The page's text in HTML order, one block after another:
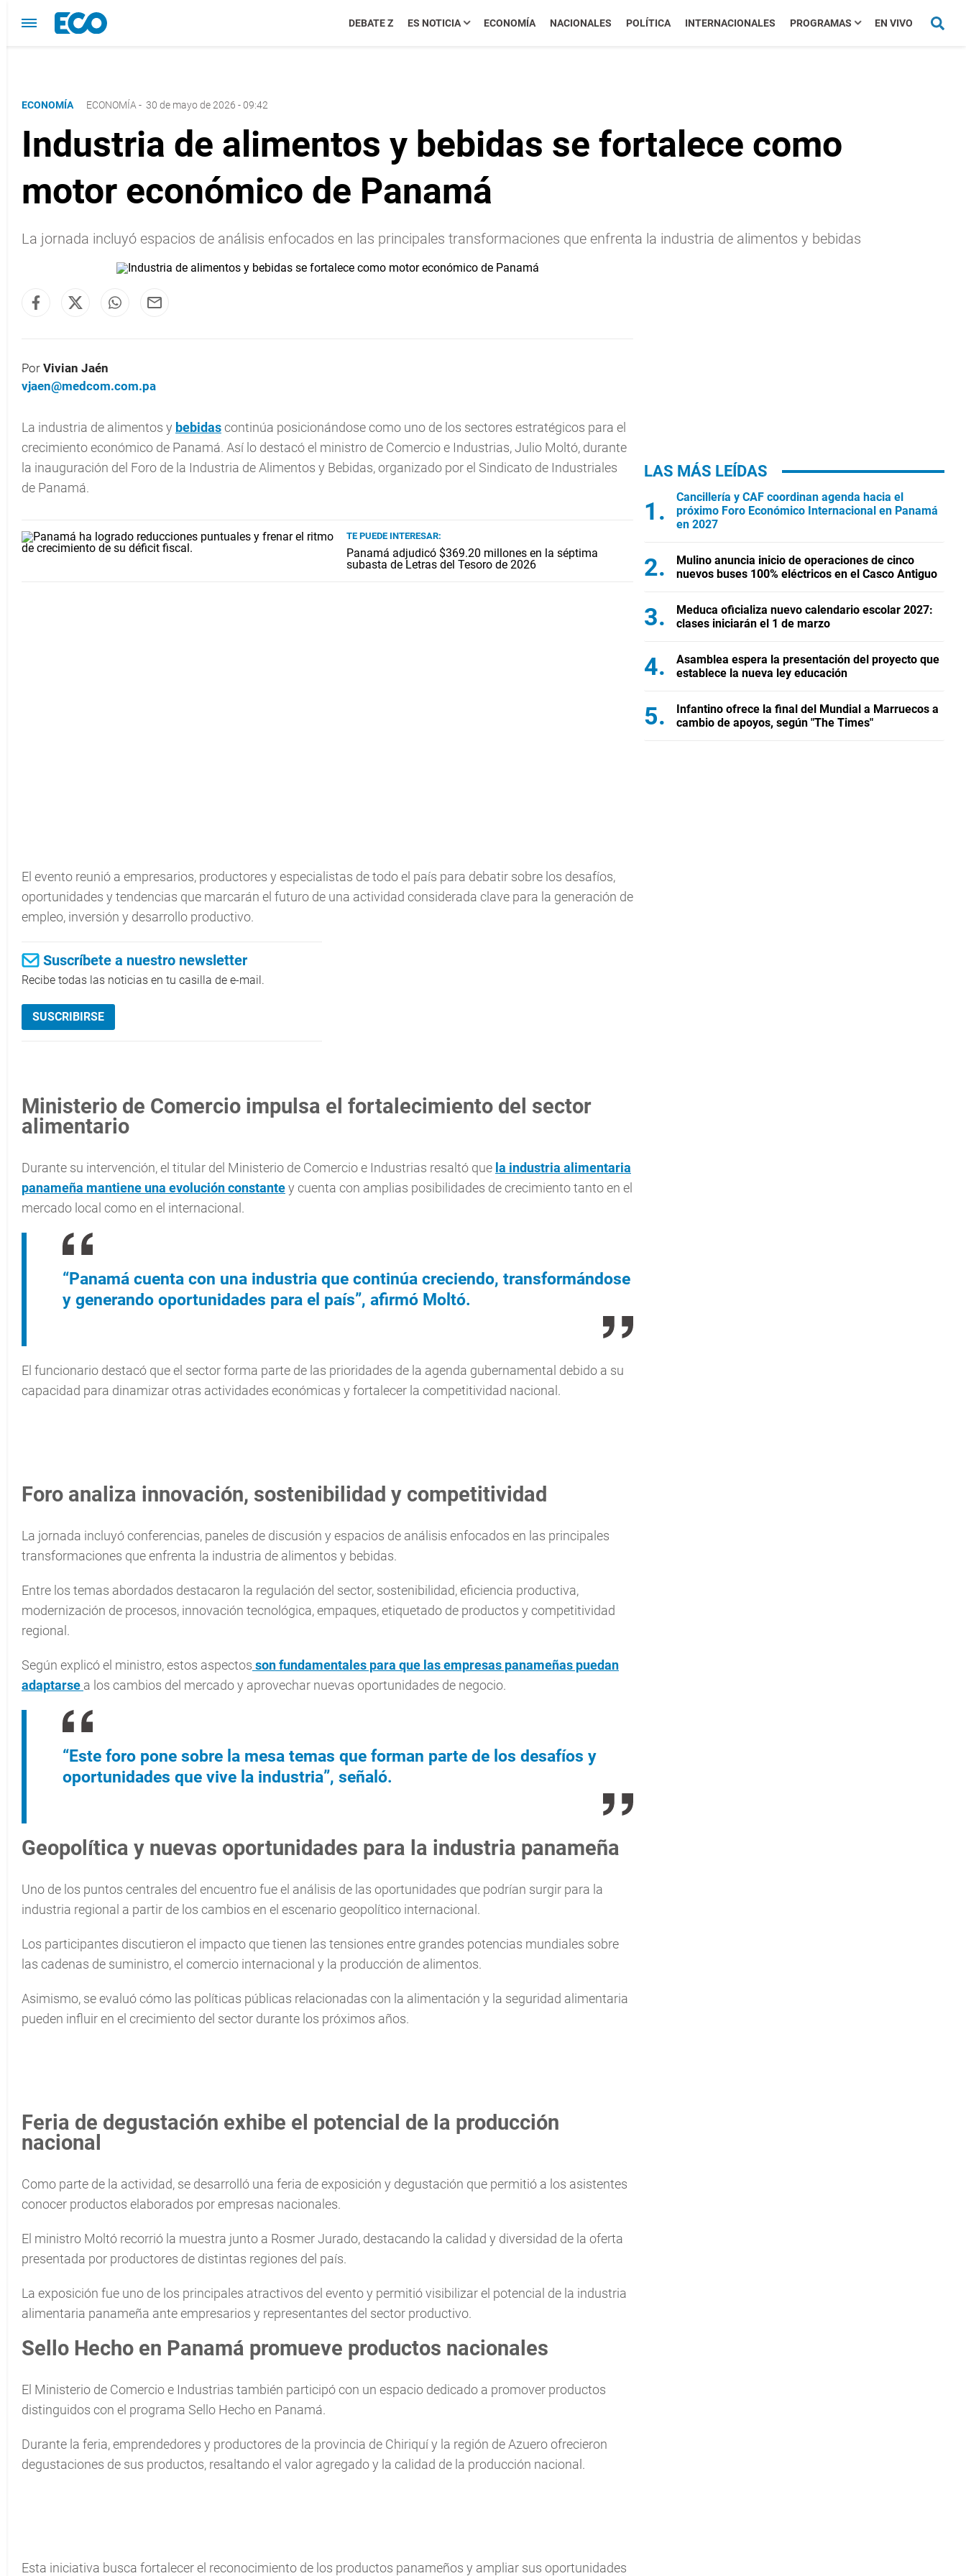
DEBATE Z ES NOTICIA ECONOMÍA NACIONALES POLÍTICA INTERNACIONALES PROGRAMAS EN VIVO
ECONOMÍA ECONOMÍA - 30 de mayo de 2026 - 09:42
Industria de alimentos y bebidas se fortalece como
motor económico de Panamá
La jornada incluyó espacios de análisis enfocados en las principales transformaciones que enfrenta la industria de alimentos y bebidas
Por Vivian Jaén
vjaen@medcom.com.pa
La industria de alimentos y bebidascontinúa posicionándose como uno de los sectores estratégicos para el
crecimiento económico de Panamá. Así lo destacó el ministro de Comercio e Industrias, Julio Moltó, durante
la inauguración del Foro de la Industria de Alimentos y Bebidas, organizado por el Sindicato de Industriales
de Panamá.
TE PUEDE INTERESAR:
Panamá adjudicó $369.20 millones en la séptima
subasta de Letras del Tesoro de 2026
El evento reunió a empresarios, productores y especialistas de todo el país para debatir sobre los desafíos,
oportunidades y tendencias que marcarán el futuro de una actividad considerada clave para la generación de
empleo, inversión y desarrollo productivo.
Suscríbete a nuestro newsletter
Recibe todas las noticias en tu casilla de e-mail.
SUSCRIBIRSE
Ministerio de Comercio impulsa el fortalecimiento del sector
alimentario
Durante su intervención, el titular del Ministerio de Comercio e Industrias resaltó que la industria alimentaria
panameña mantiene una evolución constantey cuenta con amplias posibilidades de crecimiento tanto en el
mercado local como en el internacional.
“Panamá cuenta con una industria que continúa creciendo, transformándose
y generando oportunidades para el país”, afirmó Moltó.
El funcionario destacó que el sector forma parte de las prioridades de la agenda gubernamental debido a su
capacidad para dinamizar otras actividades económicas y fortalecer la competitividad nacional.
Foro analiza innovación, sostenibilidad y competitividad
La jornada incluyó conferencias, paneles de discusión y espacios de análisis enfocados en las principales
transformaciones que enfrenta la industria de alimentos y bebidas.
Entre los temas abordados destacaron la regulación del sector, sostenibilidad, eficiencia productiva,
modernización de procesos, innovación tecnológica, empaques, etiquetado de productos y competitividad
regional.
Según explicó el ministro, estos aspectos son fundamentales para que las empresas panameñas puedan
adaptarse a los cambios del mercado y aprovechar nuevas oportunidades de negocio.
“Este foro pone sobre la mesa temas que forman parte de los desafíos y
oportunidades que vive la industria”, señaló.
Geopolítica y nuevas oportunidades para la industria panameña
Uno de los puntos centrales del encuentro fue el análisis de las oportunidades que podrían surgir para la
industria regional a partir de los cambios en el escenario geopolítico internacional.
Los participantes discutieron el impacto que tienen las tensiones entre grandes potencias mundiales sobre
las cadenas de suministro, el comercio internacional y la producción de alimentos.
Asimismo, se evaluó cómo las políticas públicas relacionadas con la alimentación y la seguridad alimentaria
pueden influir en el crecimiento del sector durante los próximos años.
Feria de degustación exhibe el potencial de la producción
nacional
Como parte de la actividad, se desarrolló una feria de exposición y degustación que permitió a los asistentes
conocer productos elaborados por empresas nacionales.
El ministro Moltó recorrió la muestra junto a Rosmer Jurado, destacando la calidad y diversidad de la oferta
presentada por productores de distintas regiones del país.
La exposición fue uno de los principales atractivos del evento y permitió visibilizar el potencial de la industria
alimentaria panameña ante empresarios y representantes del sector productivo.
Sello Hecho en Panamá promueve productos nacionales
El Ministerio de Comercio e Industrias también participó con un espacio dedicado a promover productos
distinguidos con el programa Sello Hecho en Panamá.
Durante la feria, emprendedores y productores de la provincia de Chiriquí y la región de Azuero ofrecieron
degustaciones de sus productos, resaltando el valor agregado y la calidad de la producción nacional.
Esta iniciativa busca fortalecer el reconocimiento de los productos panameños y ampliar sus oportunidades
LAS MÁS LEÍDAS
Cancillería y CAF coordinan agenda hacia el
próximo Foro Económico Internacional en Panamá
en 2027
Mulino anuncia inicio de operaciones de cinco
nuevos buses 100% eléctricos en el Casco Antiguo
Meduca oficializa nuevo calendario escolar 2027:
clases iniciarán el 1 de marzo
Asamblea espera la presentación del proyecto que
establece la nueva ley educación
Infantino ofrece la final del Mundial a Marruecos a
cambio de apoyos, según "The Times"